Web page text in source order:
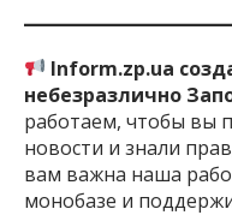
Inform.zp.ua
небезразлично
работаем, чтобы вы
новости и знали
вам важна наша
монобазе и